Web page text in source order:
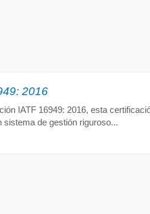
2016
IATF 16949: 2016, esta
sistema de gestión riguroso...